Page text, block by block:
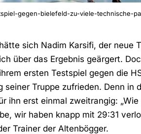
gegen-bielefeld-zu-viele-technische-
sich Nadim Karsifi, der neue
über das Ergebnis geärgert.
ersten Testspiel gegen die
Truppe zufrieden. Denn in
ihn erst einmal zweitrangig:
wir haben knapp mit 29:31
Trainer der Altenbögger.